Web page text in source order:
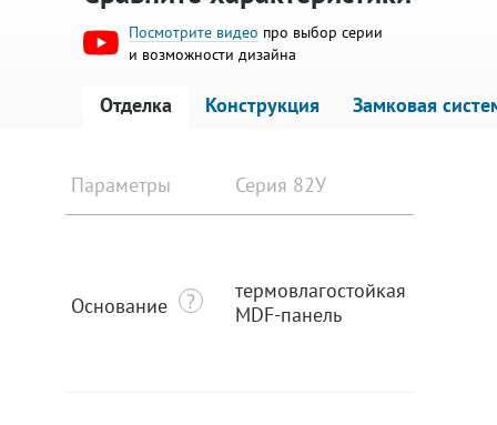
Посмотрите видео про выбор серии
и возможности дизайна
Отделка Конструкция Замковая
Параметры
Основание
Серия 82У
термовлагостойкая
MDF-панель